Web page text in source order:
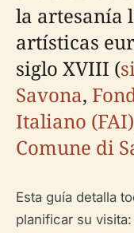
la artesanía
artísticas
siglo XVIII (
Savona,
Italiano (FAI)
Comune di
Esta guía detalla
planificar su